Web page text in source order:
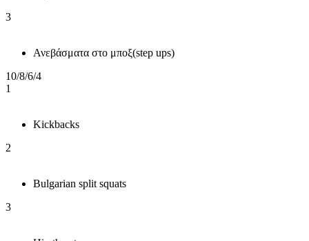
3
Ανεβάσματα στο μποξ(step ups)
10/8/6/4
1
Kickbacks
2
Bulgarian split squats
3